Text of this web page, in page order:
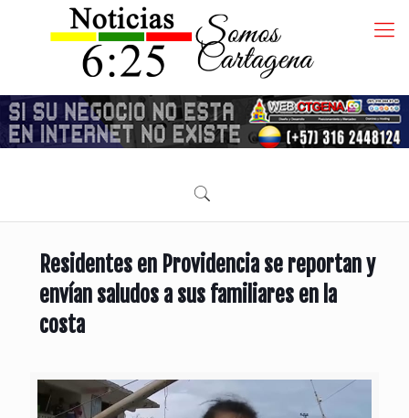
Residentes en Providencia se reportan y
envían saludos a sus familiares en la
costa